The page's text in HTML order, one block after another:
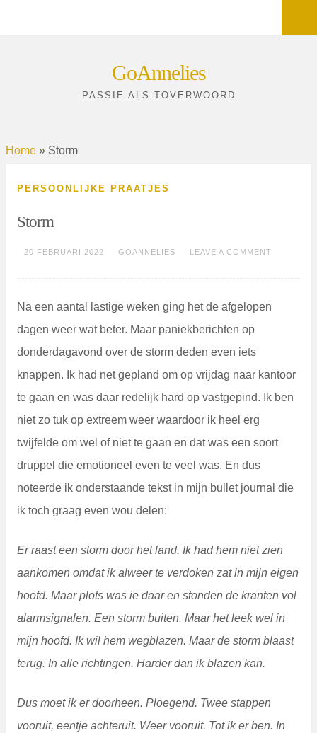
GoAnnelies
PASSIE ALS TOVERWOORD
Home » Storm
PERSOONLIJKE PRAATJES
Storm
20 FEBRUARI 2022 GOANNELIES LEAVE A COMMENT
Na een aantal lastige weken ging het de afgelopen
dagen weer wat beter. Maar paniekberichten op
donderdagavond over de storm deden even iets
knappen. Ik had net gepland om op vrijdag naar kantoor
te gaan en was daar redelijk hard op vastgepind. Ik ben
niet zo tuk op extreem weer waardoor ik heel erg
twijfelde om wel of niet te gaan en dat was een soort
druppel die emotioneel even te veel was. En dus
noteerde ik onderstaande tekst in mijn bullet journal die
ik toch graag even wou delen:
Er raast een storm door het land. Ik had hem niet zien
aankomen omdat ik alweer te verdoken zat in mijn eigen
hoofd. Maar plots was ie daar en stonden de kranten vol
alarmsignalen. Een storm buiten. Maar het leek wel in
mijn hoofd. Ik wil hem wegblazen. Maar de storm blaast
terug. In alle richtingen. Harder dan ik blazen kan.
Dus moet ik er doorheen. Ploegend. Twee stappen
vooruit, eentje achteruit. Weer vooruit. Tot ik er ben. In